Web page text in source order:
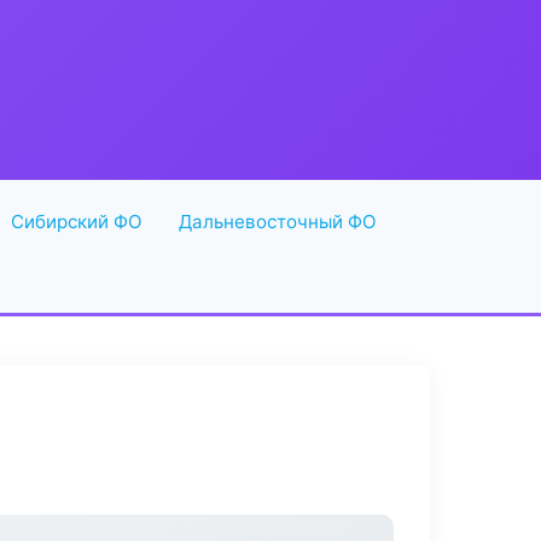
Сибирский ФО Дальневосточный ФО